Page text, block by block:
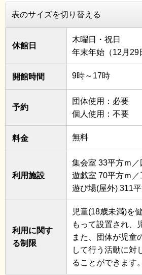
表のサイズを切り替える
休館日
木曜日・祝日
年末年始（12月29
開館時間 9時～17時
予約
団体使用：必要
個人使用：不要
料金 無料
利用施設
集会室 33平方ｍ
遊戯室 70平方ｍ
遊び場(屋外) 311
利用に関す
る制限
児童(18歳未満)を
もって設置され、
また、団体が児童
して行う活動に対
ることができます。